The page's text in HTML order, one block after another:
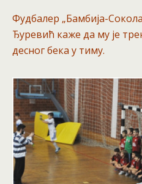
Фудбалер „Бамбија-
Ђуревић каже да му је
десног бека у тиму.